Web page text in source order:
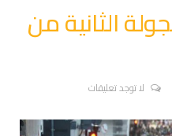
الثانية من
لا توجد تعليقات